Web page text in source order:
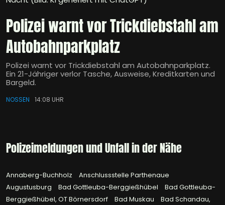
Polizei warnt vor Trickdiebstahl am
Autobahnparkplatz
Polizei warnt vor Trickdiebstahl am Autobahnparkplatz.
Ein 21-Jähriger verlor Tasche, Ausweise, Kreditkarten und
Bargeld.
NOSSEN 14:08 UHR
Polizeimeldungen und Unfall in der Nähe
Annaberg-Buchholz
Anschlussstelle Parthenaue
Augustusburg
Bad Gottleuba-Berggießhübel
Bad Gottleuba-
Berggießhübel, OT Börnersdorf
Bad Muskau
Bad Schandau,